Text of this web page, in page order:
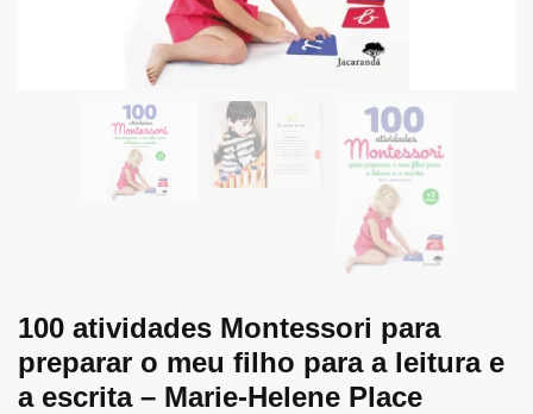
100 atividades Montessori para
preparar o meu filho para a leitura e
a escrita – Marie-Helene Place